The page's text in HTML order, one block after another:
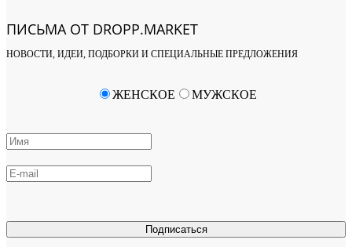
ПИСЬМА ОТ DROPP.MARKET
НОВОСТИ, ИДЕИ, ПОДБОРКИ И СПЕЦИАЛЬНЫЕ ПРЕДЛОЖЕНИЯ
Подписаться
ЖЕНСКОЕ МУЖСКОЕ